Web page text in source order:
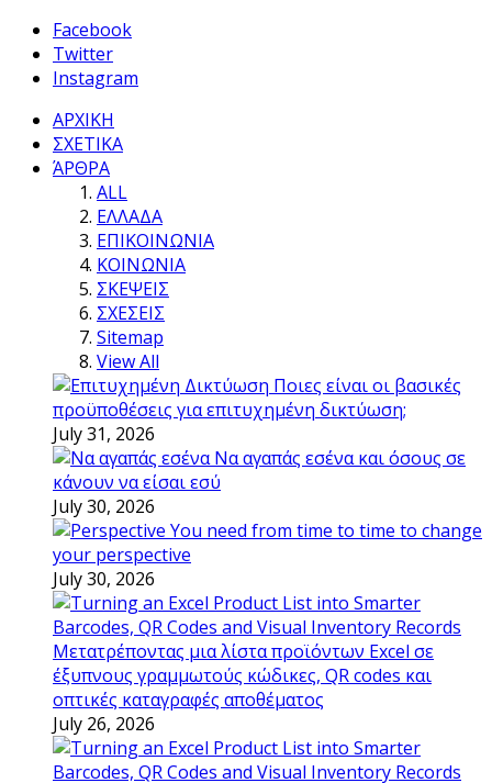
Facebook
Twitter
Instagram
ΑΡΧΙΚΗ
ΣΧΕΤΙΚΑ
ΆΡΘΡΑ
ALL
ΕΛΛΑΔΑ
ΕΠΙΚΟΙΝΩΝΙΑ
ΚΟΙΝΩΝΙΑ
ΣΚΕΨΕΙΣ
ΣΧΕΣΕΙΣ
Sitemap
View All
Ποιες είναι οι βασικές
προϋποθέσεις για επιτυχημένη δικτύωση;
July 31, 2026
Να αγαπάς εσένα και όσους σε
κάνουν να είσαι εσύ
July 30, 2026
You need from time to time to change
your perspective
July 30, 2026
Μετατρέποντας μια λίστα προϊόντων Excel σε
έξυπνους γραμμωτούς κώδικες, QR codes και
οπτικές καταγραφές αποθέματος
July 26, 2026